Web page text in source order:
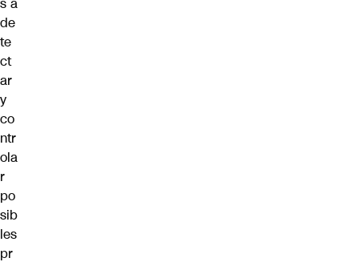
s a
de
te
ct
ar
y
co
ntr
ola
r
po
sib
les
pr